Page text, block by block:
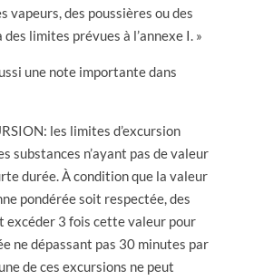
vapeurs, des poussières ou des
limites prévues à l’annexe I. »
une note importante dans
les limites d’excursion
substances n’ayant pas de valeur
durée. À condition que la valeur
pondérée soit respectée, des
excéder 3 fois cette valeur pour
ne dépassant pas 30 minutes par
de ces excursions ne peut